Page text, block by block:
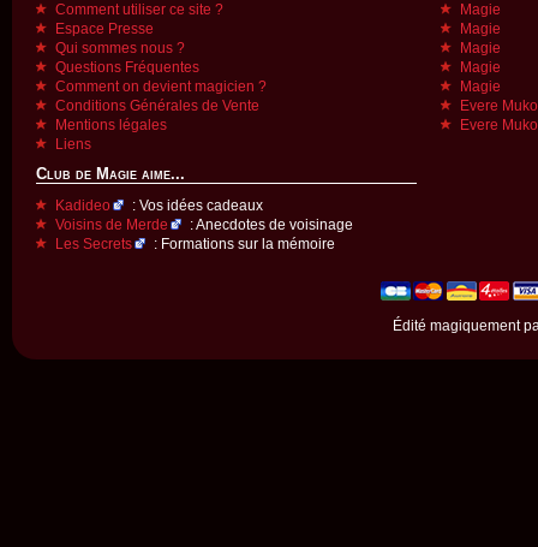
Comment utiliser ce site ?
Espace Presse
Qui sommes nous ?
Questions Fréquentes
Comment on devient magicien ?
Conditions Générales de Vente
Mentions légales
Liens
Club de Magie aime...
Kadideo
: Vos idées cadeaux
Voisins de Merde
: Anecdotes de voisinage
Les Secrets
: Formations sur la mémoire
Magie
Magie
Magie
Magie
Magie
Evere
Evere
Édité magiquement